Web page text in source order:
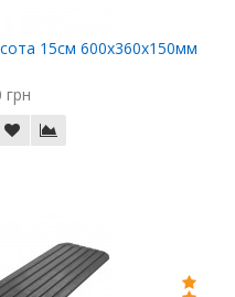
15см 600х360х150мм
грн